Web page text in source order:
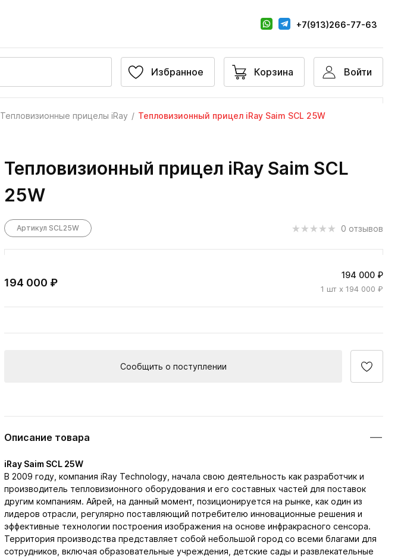
+7(913)266-77-63
Избранное Корзина Войти
Тепловизионные прицелы iRay Тепловизионный прицел iRay Saim SCL 25W
Тепловизионный прицел iRay Saim SCL
25W
Артикул SCL25W 0 отзывов
194 000 ₽
194 000 ₽
1 шт x 194 000 ₽
Сообщить о поступлении
Описание товара
iRay Saim SCL 25W
В 2009 году, компания iRay Technology, начала свою деятельность как разработчик и
производитель тепловизионного оборудования и его составных частей для поставок
другим компаниям. Айрей, на данный момент, позиционируется на рынке, как один из
лидеров отрасли, регулярно поставляющий потребителю инновационные решения и
эффективные технологии построения изображения на основе инфракрасного сенсора.
Территория производства представляет собой небольшой город со всеми благами для
сотрудников, включая образовательные учреждения, детские сады и развлекательные